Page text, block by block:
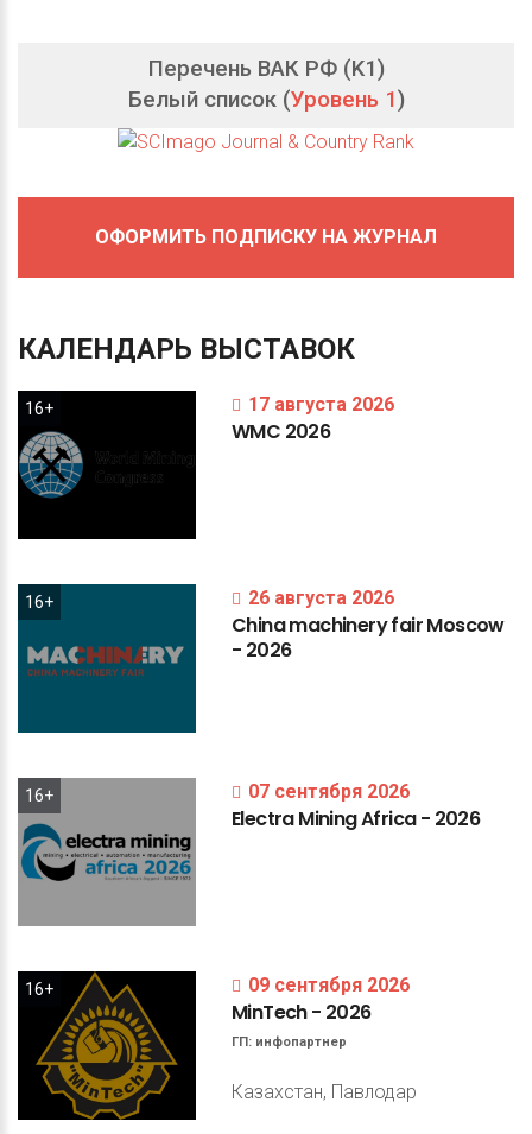
Перечень ВАК РФ (K1)
Белый список (Уровень 1)
ОФОРМИТЬ ПОДПИСКУ НА ЖУРНАЛ
КАЛЕНДАРЬ ВЫСТАВОК
16+ 17 августа 2026
WMC 2026
16+ 26 августа 2026
ChinamachineryfairMoscow
- 2026
16+ 07 сентября 2026
ElectraMiningAfrica- 2026
16+ 09 сентября 2026
MinTech- 2026
ГП: инфопартнер
Казахстан, Павлодар